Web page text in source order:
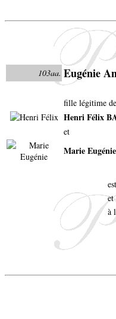
103aa. Eugénie
fille légitime de
Henri Félix
et
Marie
et
à